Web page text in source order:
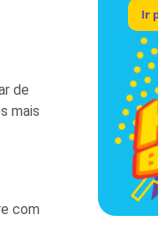
de
mais
com
Ir